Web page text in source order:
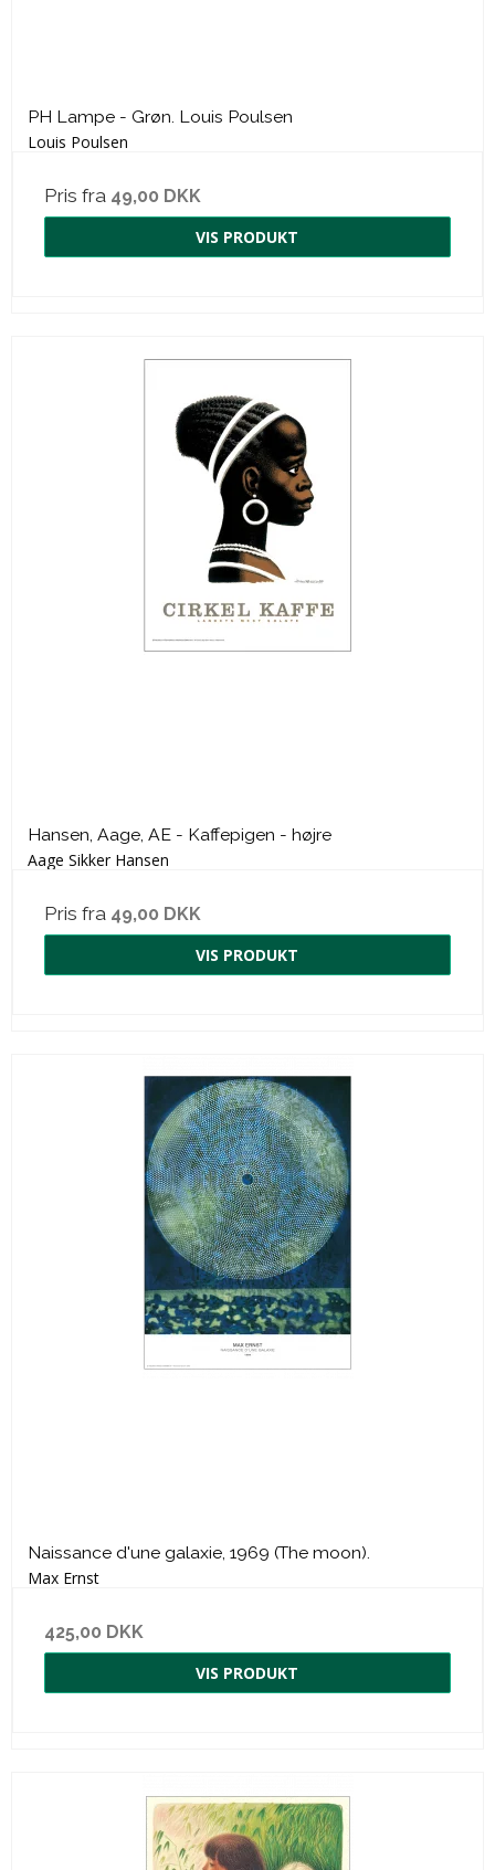
PH Lampe - Grøn. Louis Poulsen
Louis Poulsen
Pris fra 49,00 DKK
VIS PRODUKT
Hansen, Aage, AE - Kaffepigen - højre
Aage Sikker Hansen
Pris fra 49,00 DKK
VIS PRODUKT
Naissance d'une galaxie, 1969 (The moon).
Max Ernst
425,00 DKK
VIS PRODUKT